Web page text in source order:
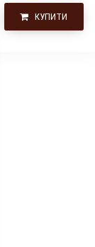
КУПИТИ